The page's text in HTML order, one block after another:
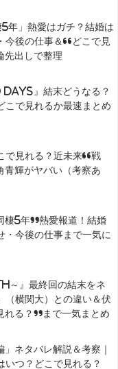
年」熱愛はガチ？結婚は
今後の仕事＆“どこで見
先出しで整理
』結末どうなる？
こで見れるか最速まとめ
で見れる？近未来“戦
輝がヤバい（考察あ
棲5年”熱愛報道！結婚
・今後の仕事まで一気に
』最終回の結末をネ
（横関大）との違い＆伏
れる？”まで一気まとめ
ネタバレ解説＆考察｜
いつ？どこで見れる？